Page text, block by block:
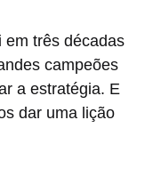
em três décadas
campeões
a estratégia. E
dar uma lição